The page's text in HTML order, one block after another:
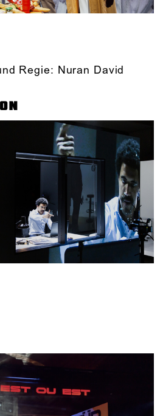
Regie: Nuran David